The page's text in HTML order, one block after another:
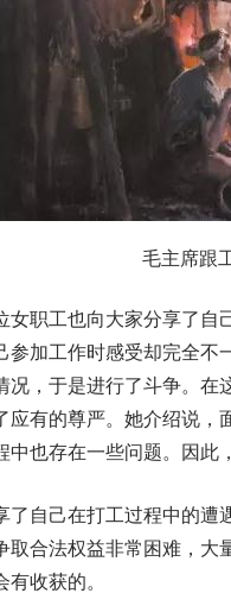
毛主席跟
女职工也向大家分享了
参加工作时感受却完全
况，于是进行了斗争。
应有的尊严。她介绍说
也存在一些问题。因此
了自己在打工过程中的
取合法权益非常困难，
收获的。